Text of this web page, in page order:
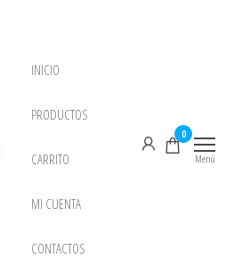
INICIO
PRODUCTOS
CARRITO
MI CUENTA
CONTACTOS
0
Menú